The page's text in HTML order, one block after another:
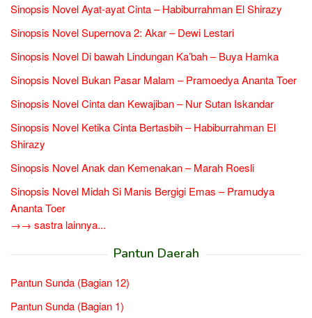
Sinopsis Novel Ayat-ayat Cinta – Habiburrahman El Shirazy
Sinopsis Novel Supernova 2: Akar – Dewi Lestari
Sinopsis Novel Di bawah Lindungan Ka’bah – Buya Hamka
Sinopsis Novel Bukan Pasar Malam – Pramoedya Ananta Toer
Sinopsis Novel Cinta dan Kewajiban – Nur Sutan Iskandar
Sinopsis Novel Ketika Cinta Bertasbih – Habiburrahman El
Shirazy
Sinopsis Novel Anak dan Kemenakan – Marah Roesli
Sinopsis Novel Midah Si Manis Bergigi Emas – Pramudya
Ananta Toer
→→ sastra lainnya...
Pantun Daerah
Pantun Sunda (Bagian 12)
Pantun Sunda (Bagian 1)